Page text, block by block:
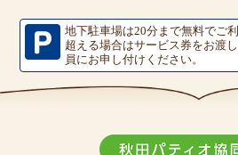
地下駐車場は20分まで無料でご
超える場合はサービス券をお渡
員にお申し付けください。